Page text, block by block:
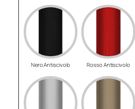
Nero Antiscivolo Rosso Antiscivolo